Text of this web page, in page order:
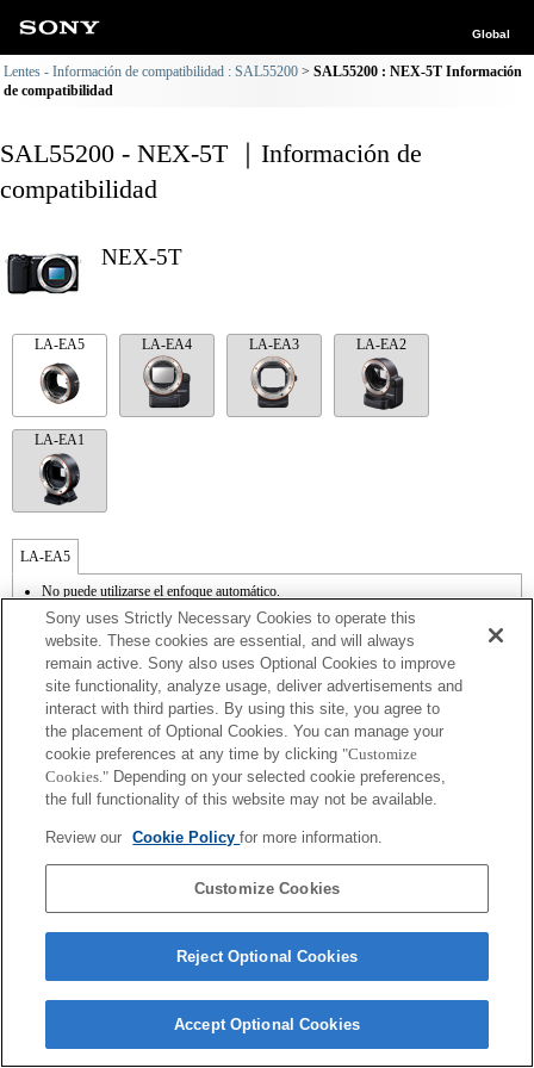
Global
Lentes - Información de compatibilidad : SAL55200
SAL55200 : NEX-5T Información
de compatibilidad
SAL55200 - NEX-5T ｜Información de
compatibilidad
NEX-5T
LA-EA5 LA-EA4 LA-EA3 LA-EA2
LA-EA1
LA-EA5
No puede utilizarse el enfoque automático.
Disponible con un adaptador de monturas
No admite el modo SteadyShot.
El sonido de control del diafragma se graba con el micrófono interno.
La función de Creatividad fotográfica mo funciona.
Outside the A (Aperture priority), S (Shutter priority), and M (Manual) modes, the
shutter speed and the aperture can not be adjusted during the movie recording.
La función [Lens Comp] (Compensación de objetivos) no funciona.
La función "Detección de fase AF" no funciona.
Si acoplas la [lente del tipo A-mount] usando un Adaptador Mount, la función de
ayuda MF no funciona automáticamente cuando giras el anillo del foco. Puedes
agrandar la imagen seleccionando la función [Focus Magnifier/Lupa de foco] o la
Copyright 2026 Sony Corporation
Sony uses Strictly Necessary Cookies to operate this
website. These cookies are essential, and will always
remain active. Sony also uses Optional Cookies to improve
site functionality, analyze usage, deliver advertisements and
interact with third parties. By using this site, you agree to
the placement of Optional Cookies. You can manage your
cookie preferences at any time by clicking "Customize
Cookies." Depending on your selected cookie preferences,
the full functionality of this website may not be available.
Review our Cookie Policyfor more information.
Customize Cookies
Reject Optional Cookies
Accept Optional Cookies